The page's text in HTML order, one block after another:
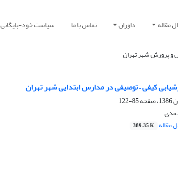
مقاله داوران تماس با ما سیاست خود-بایگانی
و پرورش شهر تهران
کیفی – توصیفی در مدارس ابتدایی شهر تهران
85-122
مقاله 389.35 K